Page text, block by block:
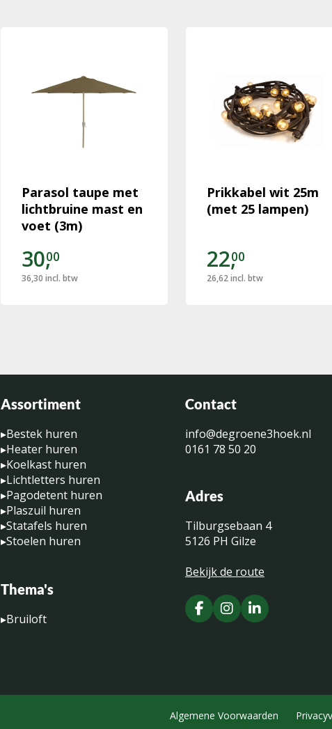
Parasol taupe met
lichtbruine mast en
voet (3m)
30,00
36,30 incl. btw
Prikkabel wit 25m
(met 25 lampen)
22,00
26,62incl. btw
Assortiment
▸Bestek huren
▸Heater huren
▸Koelkast huren
▸Lichtletters huren
▸Pagodetent huren
▸Plaszuil huren
▸Statafels huren
▸Stoelen huren
Thema's
▸Bruiloft
Contact
info@degroene3hoek.nl
0161 78 50 20
Adres
Tilburgsebaan 4
5126 PH Gilze
Bekijk de route
Algemene Voorwaarden